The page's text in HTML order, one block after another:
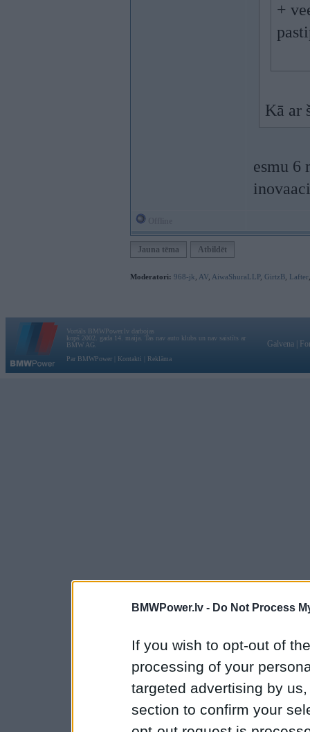
BMWPower.lv - Do Not Process
If you wish to opt-out of
processing of your
targeted advertising by
section to confirm your
+
Kā ar
esmu 6
Jauna tēma Atbildēt
Moderatori: 968-jk AV AiwaShuraLLP, GirtzB Lafter
Vortāls BMWPower.lv darbojas
kopš 2002. gada 14. maija. Tas nav auto klubs un nav saistīts ar
BMW AG.
Par BMWPower
Kontakti Reklāma
Galvena